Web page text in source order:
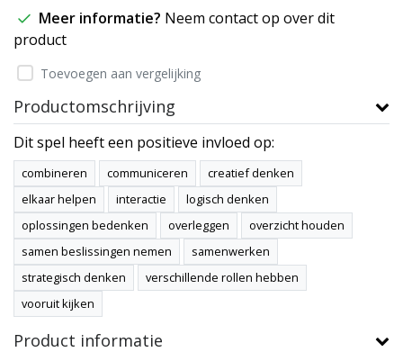
Meer informatie? Neem contact op over dit
product
Toevoegen aan vergelijking
Productomschrijving
Dit spel heeft een positieve invloed op:
combineren communiceren
creatief denken
elkaar helpen
interactie
logisch denken
oplossingen bedenken
overleggen
overzicht houden
samen beslissingen nemen
samenwerken
strategisch denken
verschillende rollen hebben
vooruit kijken
Product informatie